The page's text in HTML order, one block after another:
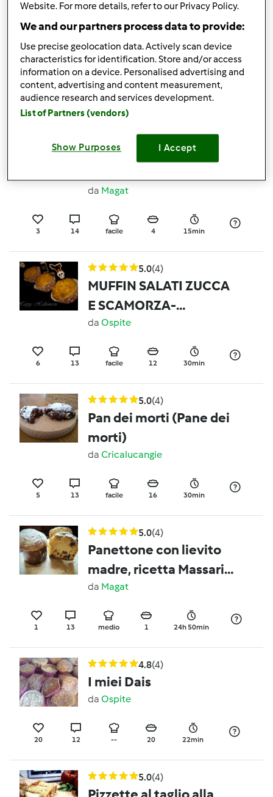
5.0(4)
Risotto Halloween
daammila
4 22 facile 4 25min
5.0(4)
Pennette pistacchio
da Magat
3 14 facile 4 15min
5.0(4)
MUFFIN SALATI ZUCCA
E SCAMORZA-
HALLOWEEN
da Ospite
6 13 facile 12 30min
5.0(4)
Pan dei morti (Pane dei
morti)
da Cricalucangie
5 13 facile 16 30min
5.0(4)
Panettone con lievito
madre, ricetta Massari
adattata al bimby e alla
preparazione casalinga
da Magat
1 13 medio 1 24h 50min
4.8(4)
I miei Dais
da Ospite
20 12 -- 20 22min
5.0(4)
Website. For more details, refer to our Privacy Policy.
We and our partners process data to provide:
Use precise geolocation data. Actively scan device
characteristics for identification. Store and/or access
information on a device. Personalised advertising and
content, advertising and content measurement,
audience research and services development.
List of Partners (vendors)
Show Purposes I Accept